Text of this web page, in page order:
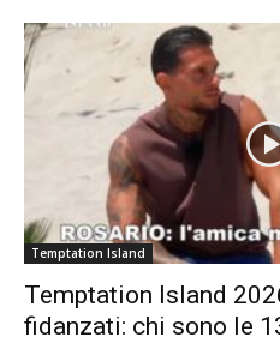
Temptation Island
Temptation Island
fidanzati: chi sono le